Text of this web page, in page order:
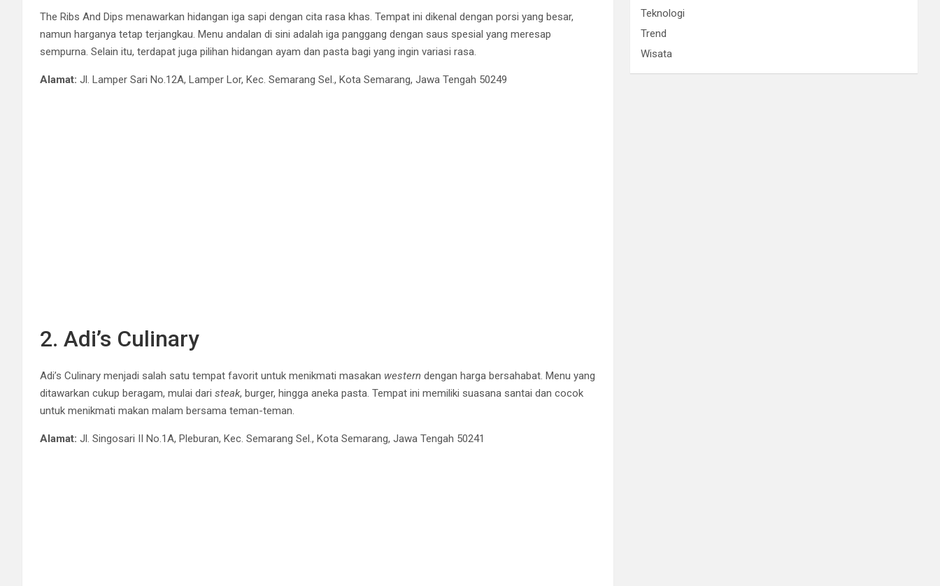
The Ribs And Dips menawarkan hidangan iga sapi dengan cita rasa khas. Tempat ini dikenal dengan porsi yang besar,
namun harganya tetap terjangkau. Menu andalan di sini adalah iga panggang dengan saus spesial yang meresap
sempurna. Selain itu, terdapat juga pilihan hidangan ayam dan pasta bagi yang ingin variasi rasa.
Alamat: Jl. Lamper Sari No.12A, Lamper Lor, Kec. Semarang Sel., Kota Semarang, Jawa Tengah 50249
2. Adi’s Culinary
Adi’s Culinary menjadi salah satu tempat favorit untuk menikmati masakan western dengan harga bersahabat. Menu yang
ditawarkan cukup beragam, mulai dari steak, burger, hingga aneka pasta. Tempat ini memiliki suasana santai dan cocok
untuk menikmati makan malam bersama teman-teman.
Alamat: Jl. Singosari II No.1A, Pleburan, Kec. Semarang Sel., Kota Semarang, Jawa Tengah 50241
Teknologi
Trend
Wisata